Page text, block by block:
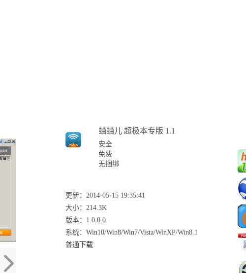
蛐蛐儿 超极本专版 1.1
安全
免费
无捆绑
更新：2014-05-15 19:35:41
大小：214.3K
版本：1.0.0.0
系统：Win10/Win8/Win7/Vista/WinXP/Win8.1
普通下载